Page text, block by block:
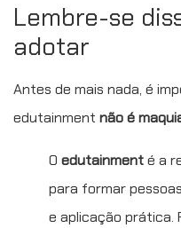
Lembre-se
adotar
Antes de mais nada, é
edutainment não é
O edutainmenté a
para formar
e aplicação prática.